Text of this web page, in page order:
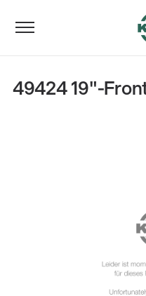
49424 19"-